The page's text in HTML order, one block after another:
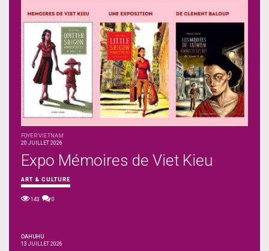
FOYER VIETNAM
20 JUILLET 2026
Expo Mémoires de Viet Kieu
ART & CULTURE
143 0
DAHUHU
13 JUILLET 2026